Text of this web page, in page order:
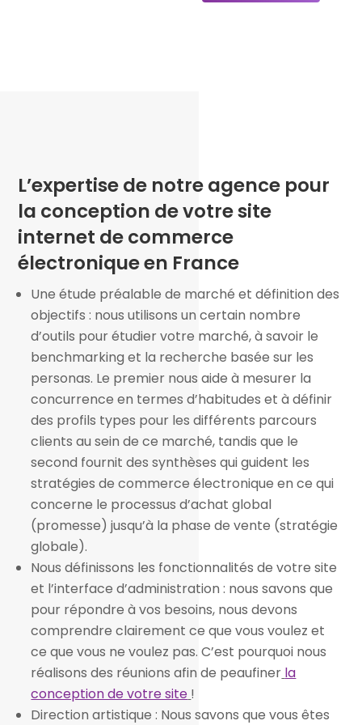
L’expertise de notre agence pour
la conception de votre site
internet de commerce
électronique en France
Une étude préalable de marché et définition des
objectifs : nous utilisons un certain nombre
d’outils pour étudier votre marché, à savoir le
benchmarking et la recherche basée sur les
personas. Le premier nous aide à mesurer la
concurrence en termes d’habitudes et à définir
des profils types pour les différents parcours
clients au sein de ce marché, tandis que le
second fournit des synthèses qui guident les
stratégies de commerce électronique en ce qui
concerne le processus d’achat global
(promesse) jusqu’à la phase de vente (stratégie
globale).
Nous définissons les fonctionnalités de votre site
et l’interface d’administration : nous savons que
pour répondre à vos besoins, nous devons
comprendre clairement ce que vous voulez et
ce que vous ne voulez pas. C’est pourquoi nous
réalisons des réunions afin de peaufiner la
conception de votre site !
Direction artistique : Nous savons que vous êtes